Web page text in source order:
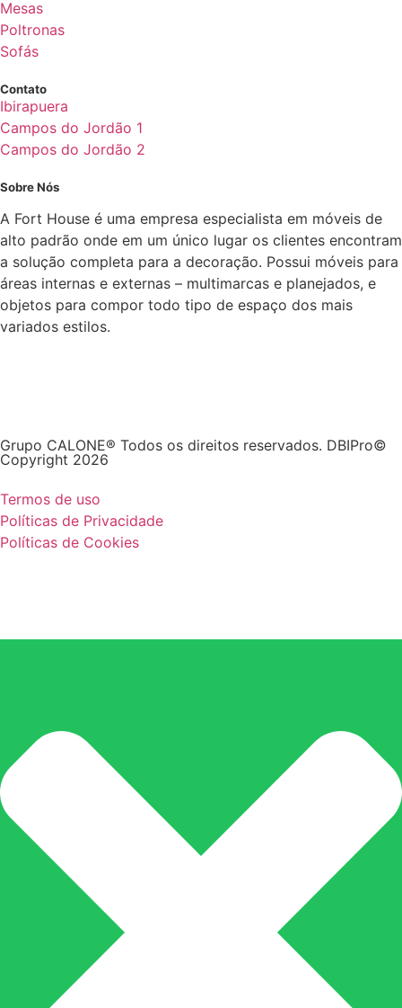
Mesas
Poltronas
Sofás
Contato
Ibirapuera
Campos do Jordão 1
Campos do Jordão 2
Sobre Nós
A Fort House é uma empresa especialista em móveis de
alto padrão onde em um único lugar os clientes encontram
a solução completa para a decoração. Possui móveis para
áreas internas e externas – multimarcas e planejados, e
objetos para compor todo tipo de espaço dos mais
variados estilos.
Grupo CALONE® Todos os direitos reservados. DBIPro©
Copyright 2026
Termos de uso
Políticas de Privacidade
Políticas de Cookies